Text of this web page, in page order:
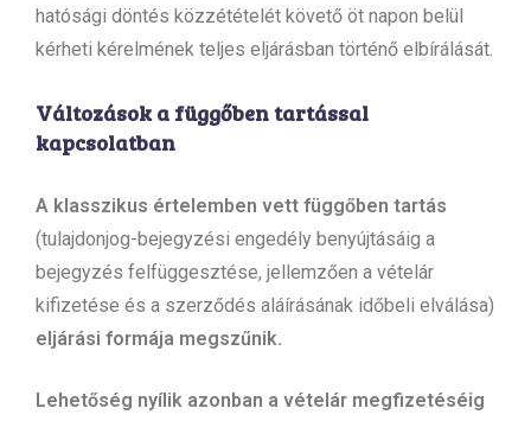
hatósági döntés közzétételét követő öt napon belül
kérheti kérelmének teljes eljárásban történő elbírálását.
Változások a függőben tartással
kapcsolatban
A klasszikus értelemben vett függőben tartás
(tulajdonjog-bejegyzési engedély benyújtásáig a
bejegyzés felfüggesztése, jellemzően a vételár
kifizetése és a szerződés aláírásának időbeli elválása)
eljárási formája megszűnik.
Lehetőség nyílik azonban a vételár megfizetéséig